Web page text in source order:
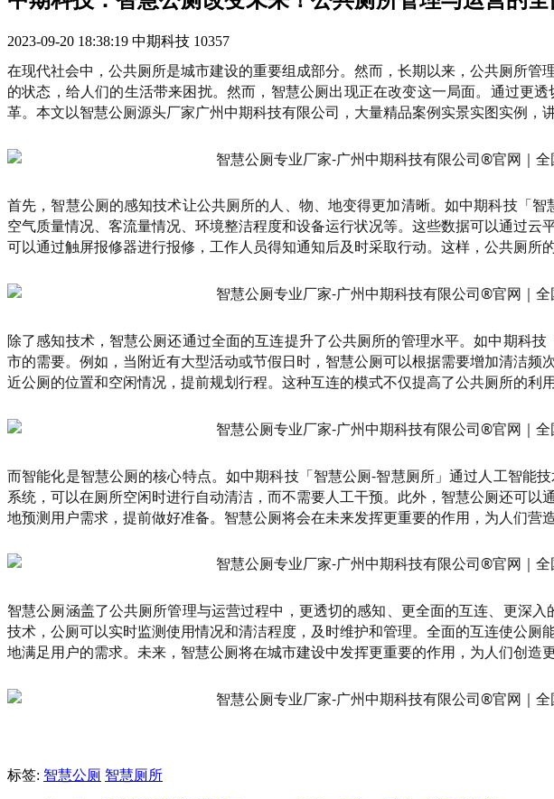
2023-09-20 18:38:19 中期科技 10357
在现代社会中，公共厕所是城市建设的重要组成部分。然而，长期以来，公共厕所
的状态，给人们的生活带来困扰。然而，智慧公厕出现正在改变这一局面。通过更
革。本文以智慧公厕源头厂家广州中期科技有限公司，大量精品案例实景实图实例，
首先，智慧公厕的感知技术让公共厕所的人、物、地变得更加清晰。如中期科技「
空气质量情况、客流量情况、环境整洁程度和设备运行状况等。这些数据可以通过
可以通过触屏报修器进行报修，工作人员得知通知后及时采取行动。这样，公共厕所
除了感知技术，智慧公厕还通过全面的互连提升了公共厕所的管理水平。如中期科
市的需要。例如，当附近有大型活动或节假日时，智慧公厕可以根据需要增加清洁
近公厕的位置和空闲情况，提前规划行程。这种互连的模式不仅提高了公共厕所的利
而智能化是智慧公厕的核心特点。如中期科技「智慧公厕-智慧厕所」通过人工智能
系统，可以在厕所空闲时进行自动清洁，而不需要人工干预。此外，智慧公厕还可
地预测用户需求，提前做好准备。智慧公厕将会在未来发挥更重要的作用，为人们营
智慧公厕涵盖了公共厕所管理与运营过程中，更透切的感知、更全面的互连、更
技术，公厕可以实时监测使用情况和清洁程度，及时维护和管理。全面的互连使公
地满足用户的需求。未来，智慧公厕将在城市建设中发挥更重要的作用，为人们创造更
标签: 智慧公厕 智慧厕所